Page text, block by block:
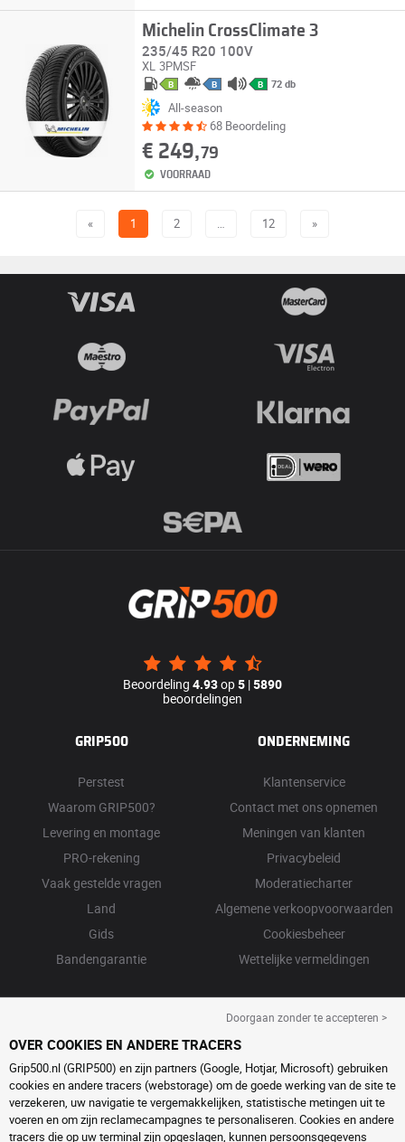
Michelin CrossClimate 3
235/45 R20 100V
XL 3PMSF
B B B 72 db
All-season
68 Beoordeling
€ 249,79
VOORRAAD
« 1 2 … 12 »
Beoordeling 4.93op5 |5890
beoordelingen
GRIP500
Perstest
Waarom GRIP500?
Levering en montage
PRO-rekening
Vaak gestelde vragen
Land
Gids
Bandengarantie
ONDERNEMING
Klantenservice
Contact met ons opnemen
Meningen van klanten
Privacybeleid
Moderatiecharter
Algemene verkoopvoorwaarden
Cookiesbeheer
Wettelijke vermeldingen
Doorgaan zonder te accepteren >
OVER COOKIES EN ANDERE TRACERS
Grip500.nl (GRIP500) en zijn partners (Google, Hotjar, Microsoft) gebruiken
cookies en andere tracers (webstorage) om de goede werking van de site te
verzekeren, uw navigatie te vergemakkelijken, statistische metingen uit te
voeren en om zijn reclamecampagnes te personaliseren. Cookies en andere
tracers die op uw terminal zijn opgeslagen, kunnen persoonsgegevens